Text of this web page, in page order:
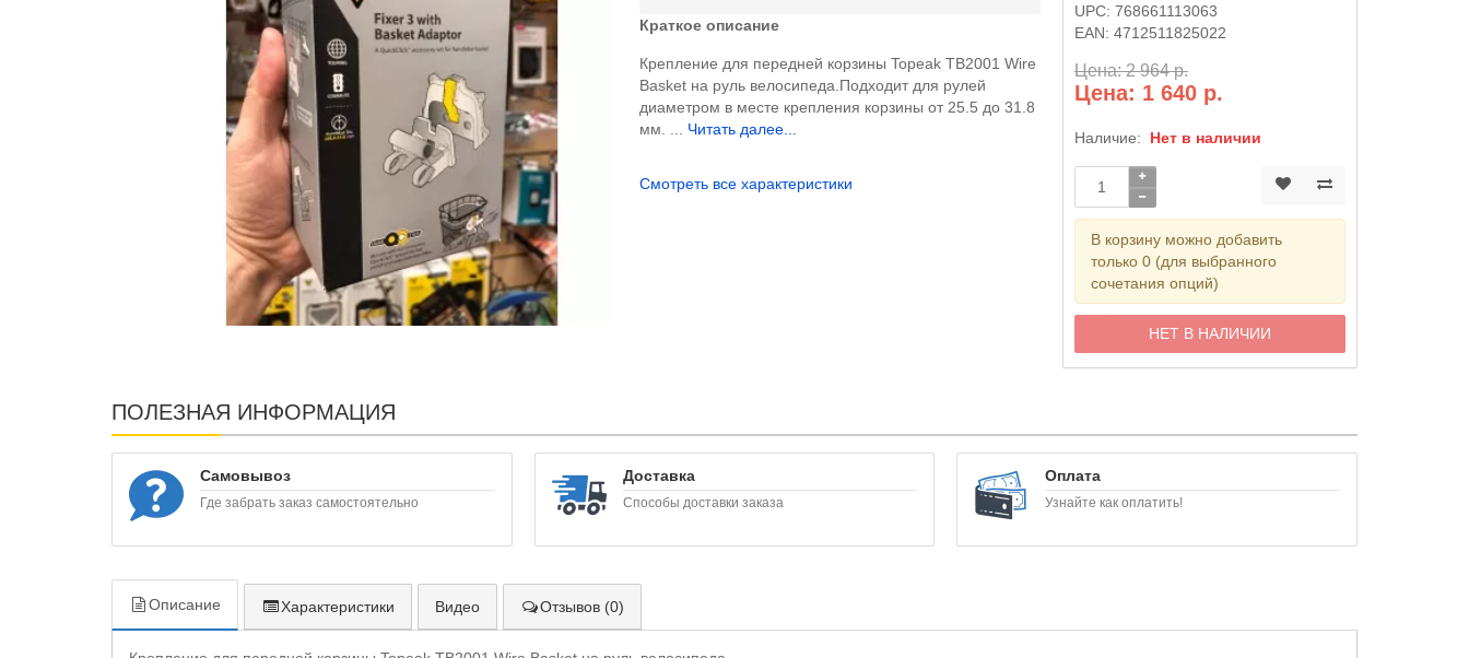
Краткое описание
Крепление для передней корзины Topeak TB2001 Wire
Basket на руль велосипеда.Подходит для рулей
диаметром в месте крепления корзины от 25.5 до 31.8
мм. ... Читать далее...
Смотреть все характеристики
UPC: 768661113063
EAN: 4712511825022
Цена: 2 964 р.
Цена: 1 640 р.
Наличие: Нет в наличии
В корзину можно добавить
только 0 (для выбранного
сочетания опций)
НЕТ В НАЛИЧИИ
ПОЛЕЗНАЯ ИНФОРМАЦИЯ
Самовывоз
Где забрать заказ самостоятельно
Доставка
Способы доставки заказа
Оплата
Узнайте как оплатить!
Описание Характеристики Видео Отзывов (0)